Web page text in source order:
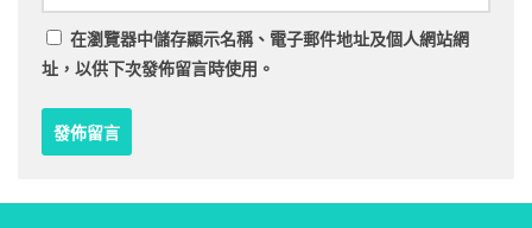
在瀏覽器中儲存顯示名稱、電子郵件地址及個人網站網
址，以供下次發佈留言時使用。